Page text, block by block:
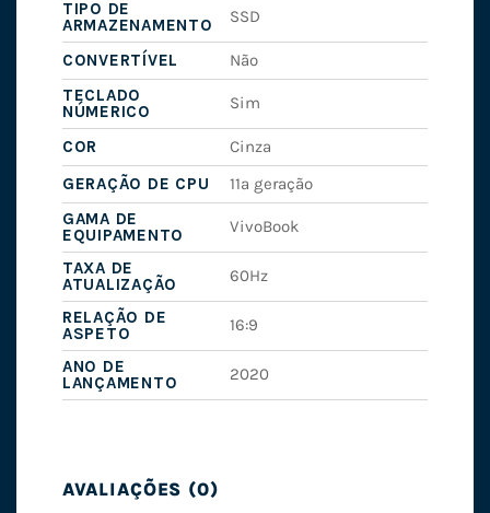
TIPO DE
ARMAZENAMENTO
SSD
CONVERTÍVEL
Não
TECLADO
NÚMERICO
Sim
COR
Cinza
GERAÇÃO DE CPU
11ª geração
GAMA DE
EQUIPAMENTO
VivoBook
TAXA DE
ATUALIZAÇÃO
60Hz
RELAÇÃO DE
ASPETO
16:9
ANO DE
LANÇAMENTO
2020
AVALIAÇÕES (0)